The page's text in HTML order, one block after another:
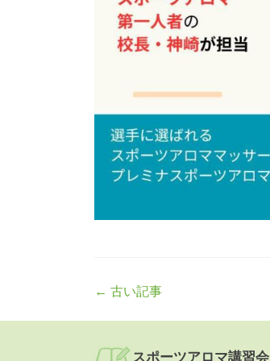
Post
navigation
← 古い記事
スポーツアロマ講習会